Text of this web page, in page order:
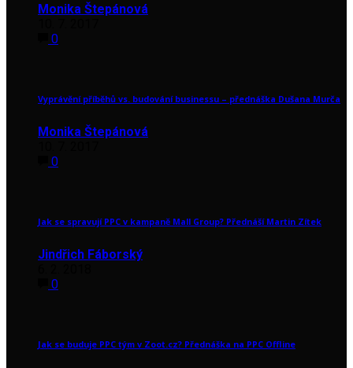
Monika Štepánová
0
Vyprávění příběhů vs. budování businessu – přednáška Dušana Murča
Monika Štepánová
0
Jak se spravují PPC v kampaně Mall Group? Přednáší Martin Zítek
Jindřich Fáborský
0
Jak se buduje PPC tým v Zoot.cz? Přednáška na PPC Offline